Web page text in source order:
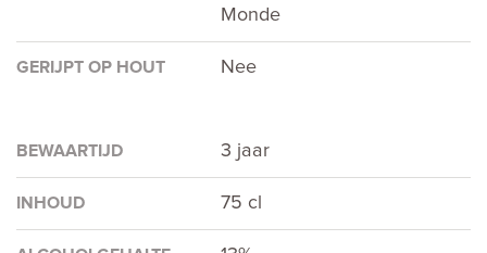
Monde
GERIJPT OP HOUT Nee
BEWAARTIJD 3 jaar
INHOUD 75 cl